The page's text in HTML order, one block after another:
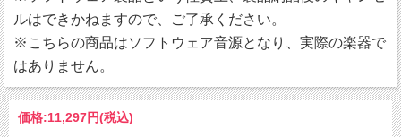
ルはできかねますので、ご了承ください。
※こちらの商品はソフトウェア音源となり、実際の楽器で
はありません。
価格:11,297円(税込)